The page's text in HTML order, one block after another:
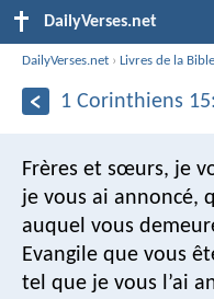
DailyVerses.net
DailyVerses.net ›Livres de la Bible
1 Corinthiens
Frères et sœurs, je
je vous ai annoncé,
auquel vous
Evangile que vous
tel que je vous l’ai